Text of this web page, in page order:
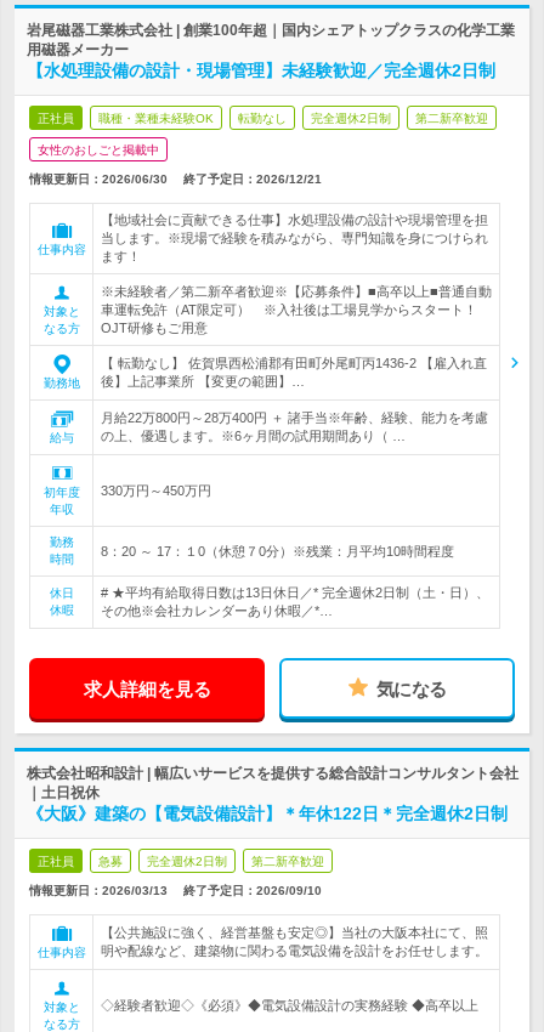
岩尾磁器工業株式会社 | 創業100年超｜国内シェアトップクラスの化学工業
用磁器メーカー
【水処理設備の設計・現場管理】未経験歓迎／完全週休2日制
正社員 職種・業種未経験OK 転勤なし 完全週休2日制 第二新卒歓迎
女性のおしごと掲載中
情報更新日：2026/06/30 終了予定日： 2026/12/21
仕事内容
【地域社会に貢献できる仕事】水処理設備の設計や現場管理を担
当します。※現場で経験を積みながら、専門知識を身につけられ
ます！
対象と
なる方
※未経験者／第二新卒者歓迎※【応募条件】■高卒以上■普通自動
車運転免許（AT限定可） ※入社後は工場見学からスタート！
OJT研修もご用意
勤務地
【 転勤なし】 佐賀県西松浦郡有田町外尾町丙1436-2 【雇入れ直
後】上記事業所 【変更の範囲】…
給与
月給22万800円～28万400円 ＋ 諸手当※年齢、経験、能力を考慮
の上、優遇します。※6ヶ月間の試用期間あり（ …
初年度
年収
330万円～450万円
勤務
時間
8：20 ～ 17：１0（休憩７0分）※残業：月平均10時間程度
休日
休暇
# ★平均有給取得日数は13日休日／* 完全週休2日制（土・日）、
その他※会社カレンダーあり休暇／*…
求人詳細を見る 気になる
株式会社昭和設計 | 幅広いサービスを提供する総合設計コンサルタント会社
｜土日祝休
《大阪》建築の【電気設備設計】＊年休122日＊完全週休2日制
正社員 急募 完全週休2日制 第二新卒歓迎
情報更新日：2026/03/13 終了予定日： 2026/09/10
仕事内容
【公共施設に強く、経営基盤も安定◎】当社の大阪本社にて、照
明や配線など、建築物に関わる電気設備を設計をお任せします。
対象と
なる方
◇経験者歓迎◇《必須》◆電気設備設計の実務経験 ◆高卒以上